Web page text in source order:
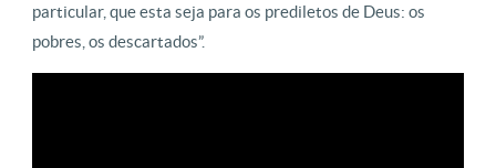
particular, que esta seja para os prediletos de Deus: os
pobres, os descartados”.